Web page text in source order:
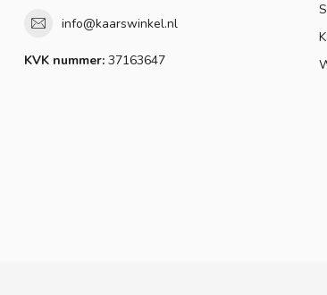
info@kaarswinkel.nl
KVK nummer: 37163647